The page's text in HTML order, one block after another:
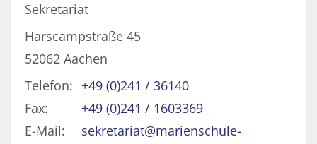
Sekretariat
Harscampstraße 45
52062 Aachen
Telefon: +49 (0)241 / 36140
Fax:
+49 (0)241 / 1603369
E-Mail:
sekretariat@marienschule-